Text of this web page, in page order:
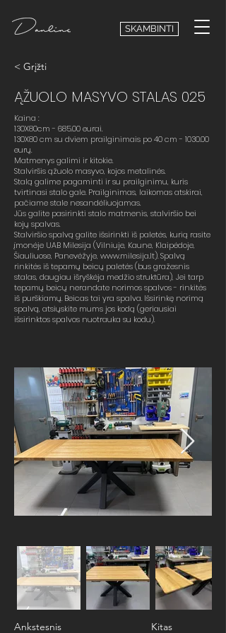
SKAMBINTI
< Grįžti
ĄŽUOLO MASYVO STALAS 025
Kaina :
130X80cm - 685.00 eurai.
130X80 cm su dviem prailginimais po 40 cm - 1030.00
eurų.
Matmenys galimi ir kitokie.
Stalviršis ąžuolo masyvo, kojos metalinės.
Stalą galime pagaminti ir su prailginimu, kuris
tvirtinasi stalo gale. Prailginimas, laikomas atskirai,
pačiame stale nesandėliuojamas.
Jūs galite pasirinkti stalo matmenis, stalviršio bei
kojų spalvas.
Stalviršio spalvą galite išsirinkti iš paletės, kurią rasite
įmonėje UAB Milesija (Vilniuje, Kaune, Klaipėdoje,
Šiauliuose, Panevėžyje, www.milesija.lt). Spalvą
rinkitės iš tepamų beicų paletės (bus gražesnis
stalas, daugiau išryškėja medžio struktūra), Jei tarp
tepamų beicų nerandate norimos spalvos - rinkitės
iš purškiamų. Beicas tai yra spalva. Išsirinkę norimą
spalvą, atsiųskite mums jos kodą (geriausiai
išsirinktos spalvos nuotrauka su kodu).
Ankstesnis Kitas